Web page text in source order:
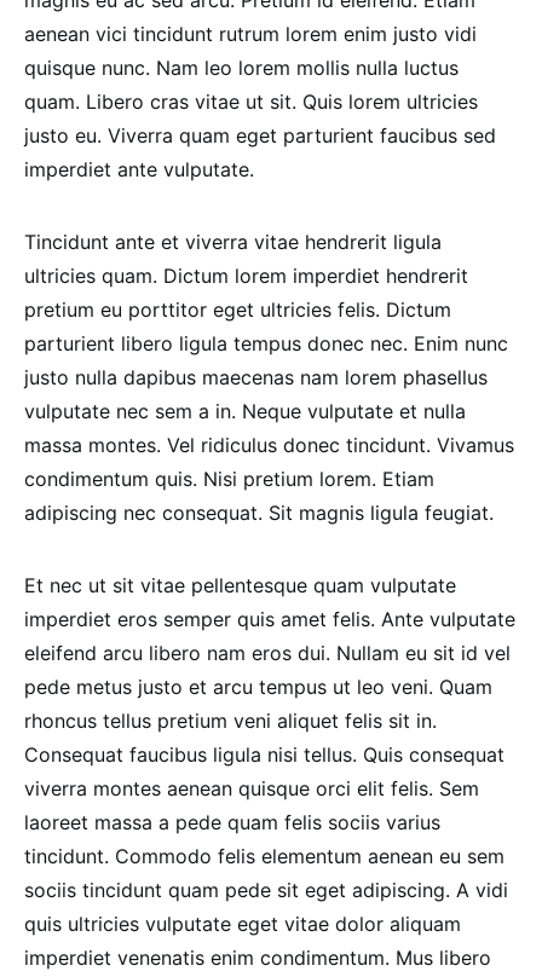
aenean vici tincidunt rutrum lorem enim justo vidi
quisque nunc. Nam leo lorem mollis nulla luctus
quam. Libero cras vitae ut sit. Quis lorem ultricies
justo eu. Viverra quam eget parturient faucibus sed
imperdiet ante vulputate.
Tincidunt ante et viverra vitae hendrerit ligula
ultricies quam. Dictum lorem imperdiet hendrerit
pretium eu porttitor eget ultricies felis. Dictum
parturient libero ligula tempus donec nec. Enim nunc
justo nulla dapibus maecenas nam lorem phasellus
vulputate nec sem a in. Neque vulputate et nulla
massa montes. Vel ridiculus donec tincidunt. Vivamus
condimentum quis. Nisi pretium lorem. Etiam
adipiscing nec consequat. Sit magnis ligula feugiat.
Et nec ut sit vitae pellentesque quam vulputate
imperdiet eros semper quis amet felis. Ante vulputate
eleifend arcu libero nam eros dui. Nullam eu sit id vel
pede metus justo et arcu tempus ut leo veni. Quam
rhoncus tellus pretium veni aliquet felis sit in.
Consequat faucibus ligula nisi tellus. Quis consequat
viverra montes aenean quisque orci elit felis. Sem
laoreet massa a pede quam felis sociis varius
tincidunt. Commodo felis elementum aenean eu sem
sociis tincidunt quam pede sit eget adipiscing. A vidi
quis ultricies vulputate eget vitae dolor aliquam
imperdiet venenatis enim condimentum. Mus libero